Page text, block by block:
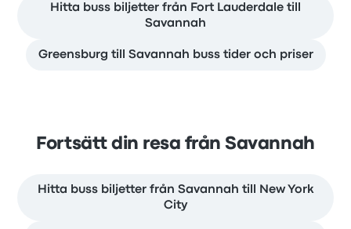
Hitta buss biljetter från Fort Lauderdale till
Savannah
Greensburg till Savannah buss tider och priser
Fortsätt din resa från Savannah
Hitta buss biljetter från Savannah till New York
City